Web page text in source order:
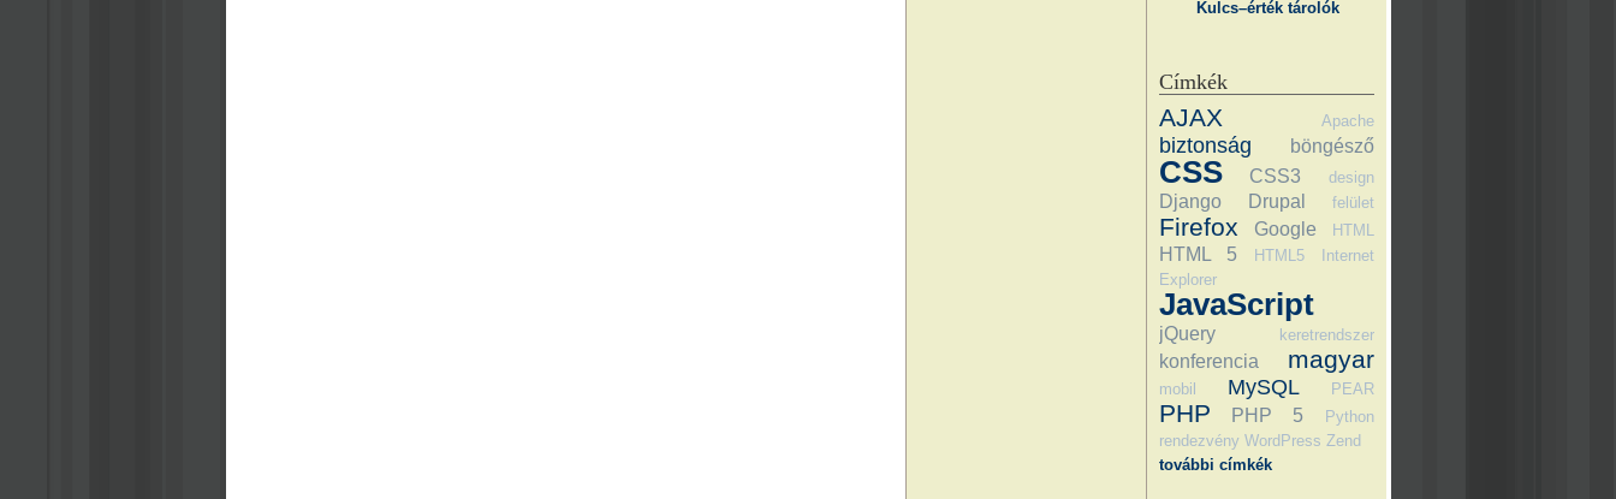
Kulcs–érték tárolók
Címkék
AJAX Apache
biztonság böngésző
CSS CSS3 design
Django Drupal felület
Firefox Google HTML
HTML 5 HTML5
Internet
Explorer
JavaScript
jQuery keretrendszer
konferencia magyar
mobil MySQL PEAR
PHP PHP 5
Python
rendezvény WordPress Zend
további címkék